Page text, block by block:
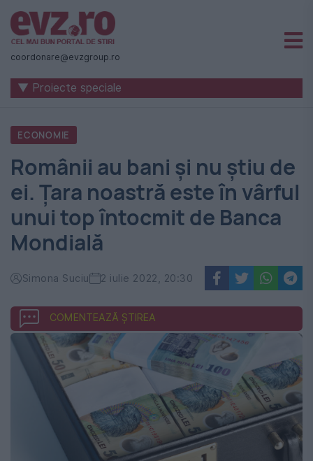
Știri
naționale
internaționale
România
-
Evenimentul
Zilei
coordonare@evzgroup.ro
▼ Proiecte speciale
ECONOMIE
Românii au bani și nu știu de
ei. Țara noastră este în vârful
unui top întocmit de Banca
Mondială
Simona Suciu 2 iulie 2022, 20:30
COMENTEAZĂ ȘTIREA